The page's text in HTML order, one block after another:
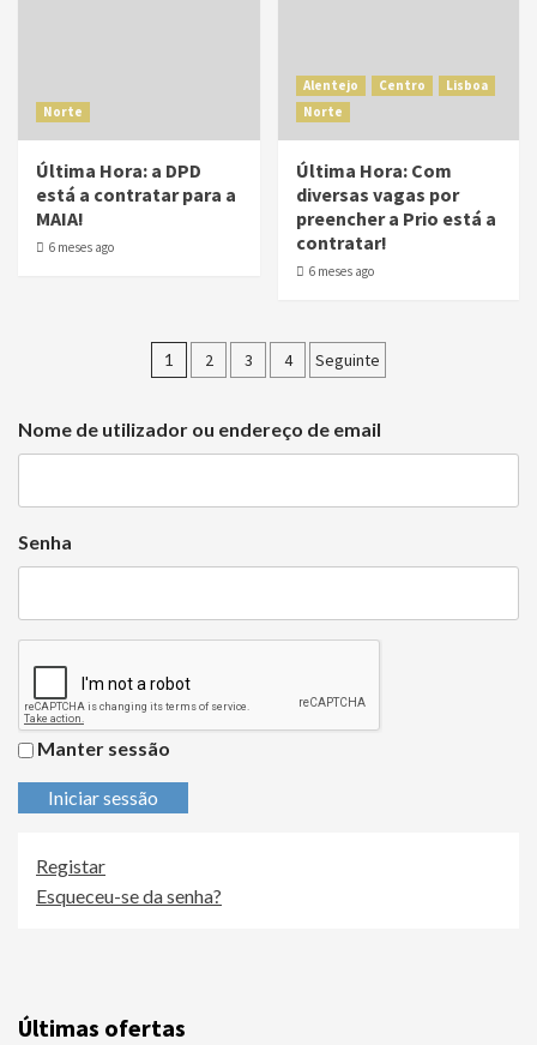
Norte
Última Hora: a DPD
está a contratar para a
MAIA!
6 meses ago
Alentejo Centro
Lisboa
Norte
Última Hora: Com
diversas vagas por
preencher a Prio está a
contratar!
6 meses ago
1 2 3 4 Seguinte
Nome de utilizador ou endereço de email
Senha
Manter sessão
Iniciar sessão
Registar
Esqueceu-se da senha?
Últimas ofertas